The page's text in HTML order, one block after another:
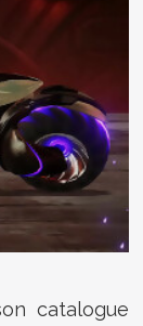
catalogue